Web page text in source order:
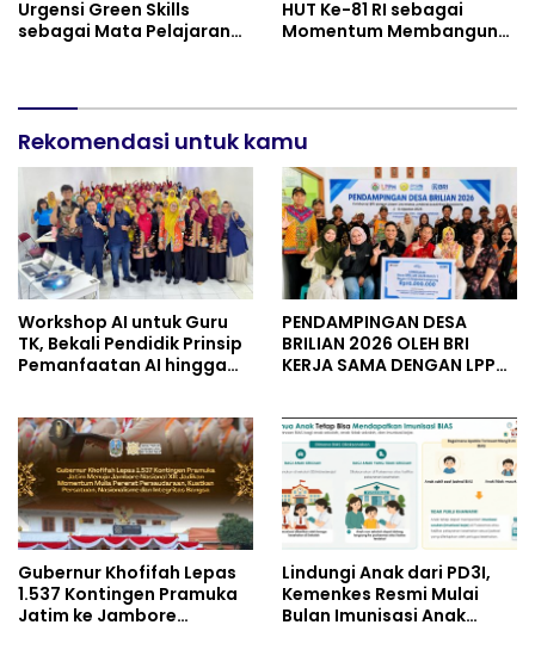
Urgensi Green Skills
sebagai Mata Pelajaran
HUT Ke-81 RI sebagai
Momentum Membangun
Rekomendasi untuk kamu
Workshop AI untuk Guru
TK, Bekali Pendidik Prinsip
Pemanfaatan AI hingga
PENDAMPINGAN DESA
BRILIAN 2026 OLEH BRI
KERJA SAMA DENGAN LPPM
Gubernur Khofifah Lepas
1.537 Kontingen Pramuka
Jatim ke Jambore
Lindungi Anak dari PD3I,
Kemenkes Resmi Mulai
Bulan Imunisasi Anak